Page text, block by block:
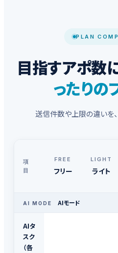
PLAN
目指すアポ数
ったりの
送信件数や上限の違いを
項
目
FREE
フリー
LIGHT
ライト
AI MODE AIモード
AIタ
スク
（各